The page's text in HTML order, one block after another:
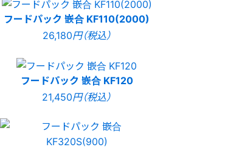
フードパック 嵌合 KF110(2000)
26,180円（税込）
フードパック 嵌合 KF120
21,450円（税込）